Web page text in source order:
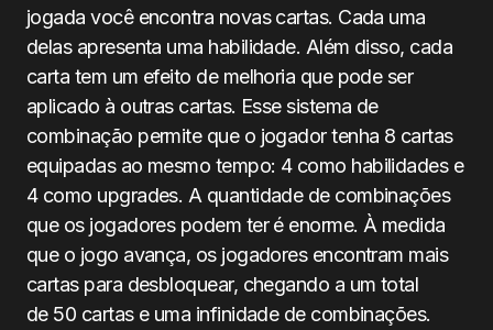
jogada você encontra novas cartas. Cada uma
delas apresenta uma habilidade. Além disso, cada
carta tem um efeito de melhoria que pode ser
aplicado à outras cartas. Esse sistema de
combinação permite que o jogador tenha 8 cartas
equipadas ao mesmo tempo: 4 como habilidades e
4 como upgrades. A quantidade de combinações
que os jogadores podem ter é enorme. À medida
que o jogo avança, os jogadores encontram mais
cartas para desbloquear, chegando a um total
de 50 cartas e uma infinidade de combinações.